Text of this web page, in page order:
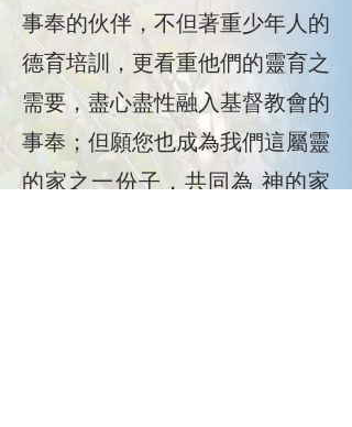
事奉的伙伴，不但著重少年人的
德育培訓，更看重他們的靈育之
需要，盡心盡性融入基督教會的
事奉；但願您也成為我們這屬靈
的家之一份子，共同為 神的家